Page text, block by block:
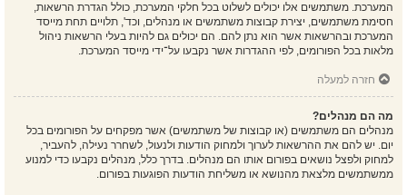
המערכת. משתמשים אלו יכולים לשלוט בכל חלקי המערכת, כולל הגדרת הרשאות,
חסימת משתמשים, יצירת קבוצות משתמשים או מנהלים, וכד', תלויים תחת מייסד
המערכת ובהרשאות אשר הוא נתן להם. הם יכולים גם להיות בעלי הרשאות ניהול
מלאות בכל הפורומים, לפי ההגדרות אשר נקבעו על־ידי מייסד המערכת.
חזרה למעלה
מה הם מנהלים?
מנהלים הם משתמשים (או קבוצות של משתמשים) אשר מפקחים על הפורומים בכל
יום. יש להם את ההרשאות לערוך ולמחוק הודעות ולנעול, לשחרר נעילה, להעביר,
למחוק ולפצל נושאים בפורום אותו הם מנהלים. בדרך כלל, מנהלים נקבעו כדי למנוע
ממשתמשים מלצאת מהנושא או משליחת הודעות הפוגעות בפורום.